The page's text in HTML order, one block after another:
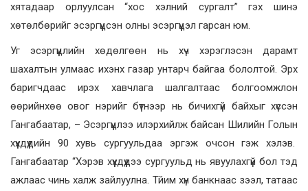
хятадаар орлуулсан “хос хэлний сургалт” гэх шинэ
хөтөлбөрийг эсэргүүцсэн олны эсэргүүцэл гарсан юм.
Уг эсэргүүцлийн хөдөлгөөн нь хүч хэрэглэсэн дарамт
шахалтын улмаас ихэнх газар унтарч байгаа бололтой. Эрх
баригчдаас ирэх хавчлага шалгалтаас болгоомжлон
өөрийнхөө овог нэрийг бүтнээр нь бичихгүй байхыг хүссэн
Гангабаатар, – Эсэргүүцлээ илэрхийлж байсан Шилийн Голын
хүүхдүүдийн 90 хувь сургуульдаа эргэж очсон гэж хэлэв.
Гангабаатар “Хэрэв хүүхдүүдээ сургуульд нь явуулахгүй бол тэд
ажлаас чинь халж зайлуулна. Тйим хүн банкнаас зээл, татаас